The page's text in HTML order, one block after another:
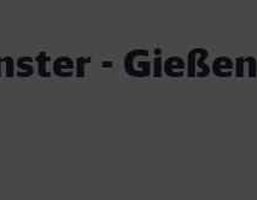
- Gießen